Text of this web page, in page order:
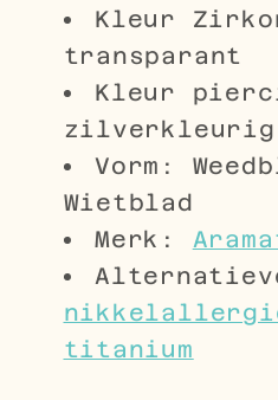
Kleur
transparant
Kleur
zilverkleurig
Vorm:
Wietblad
Merk:
titanium